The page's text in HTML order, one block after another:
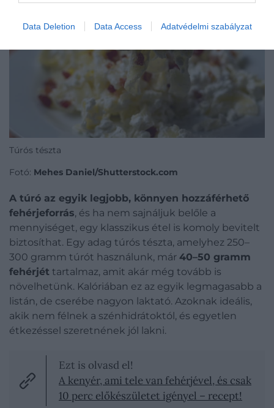
Data Deletion Data Access Adatvédelmi szabályzat
Túrós tészta
Fotó: Mehes Daniel/Shutterstock.com
A túró az egyik legjobb, könnyen hozzáférhető
fehérjeforrás, és ha nem sajnáljuk belőle a
mennyiséget, egy klasszikus étel is komoly bevitelt
biztosíthat. Egy adag túrós tészta, amelyhez 250–
300 gramm túrót használunk, már 40–50 gramm
fehérjét tartalmaz, amit akár még tovább is
növelhetünk. Kalóriában ez az egyik legmagasabb a
listán, de cserébe nagyon laktató. Azoknak ideális,
akik nem félnek a szénhidrátoktól, és egyetlen
étkezéssel szeretnének jól lakni.
Ezt is olvasd el!
A kenyér, ami tele van fehérjével, és csak
10 perc előkészületet igényel – recept!